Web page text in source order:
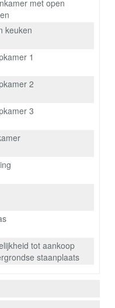
met open
keuken
1
2
3
tot aankoop
staanplaats